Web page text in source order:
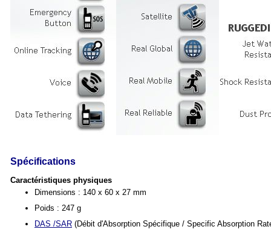
Spécifications
Caractéristiques physiques
Dimensions : 140 x 60 x 27 mm
Poids : 247 g
DAS /SAR (Débit d'Absorption Spécifique / Specific Absorption